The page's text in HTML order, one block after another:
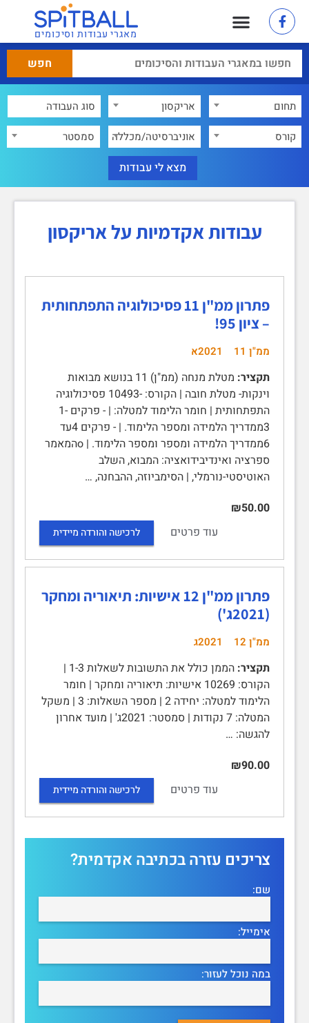
מאגרי עבודות וסיכומים
תחום
אריקסון
קורס
אוניברסיטה/מכללה סמסטר
עבודות אקדמיות על אריקסון
פתרון ממ"ן 11 פסיכולוגיה התפתחותית
– ציון 95!
ממ"ן 11 2021א
תקציר:
מטלת מנחה (ממ"ן) 11 בנושא מבואות
וינקות- מטלת חובה | הקורס: -10493 פסיכולוגיה
התפתחותית | חומר הלימוד למטלה: | - פרקים 1-
3ממדריך הלמידה ומספר הלימוד. | - פרקים 4עד
6ממדריך הלמידה ומספר ומספר הלימוד. | oהמאמר
ספרציה ואינדיבידואציה: המבוא, השלב
האוטיסטי-נורמלי, | הסימביוזה, ההבחנה, …
₪50.00
עוד פרטים
לרכישה והורדה מיידית
פתרון ממ"ן 12 אישיות: תיאוריה ומחקר
(2021ג')
ממ"ן 12 2021ג
תקציר:
הממן כולל את התשובות לשאלות 1-3 |
הקורס: 10269 אישיות: תיאוריה ומחקר | חומר
הלימוד למטלה: יחידה 2 | מספר השאלות: 3 | משקל
המטלה: 7 נקודות | סמסטר: 2021ג' | מועד אחרון
להגשה: …
₪90.00
עוד פרטים
לרכישה והורדה מיידית
צריכים עזרה בכתיבה אקדמית?
שם:
אימייל:
במה נוכל לעזור: